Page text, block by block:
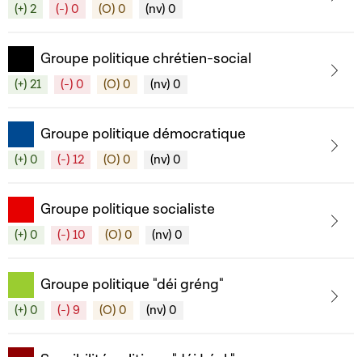
(+) 2 (-) 0 (O) 0 (nv) 0
Groupe politique chrétien-social
(+) 21 (-) 0 (O) 0 (nv) 0
Groupe politique démocratique
(+) 0 (-) 12 (O) 0 (nv) 0
Groupe politique socialiste
(+) 0 (-) 10 (O) 0 (nv) 0
Groupe politique "déi gréng"
(+) 0 (-) 9 (O) 0 (nv) 0